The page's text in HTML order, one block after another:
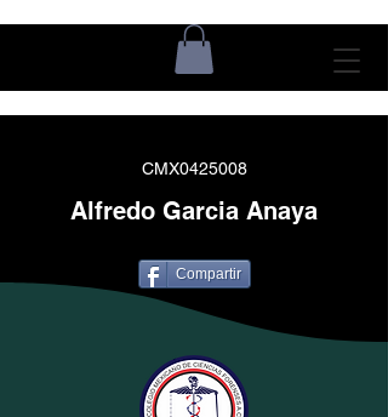
CMX0425008
Alfredo Garcia Anaya
Compartir